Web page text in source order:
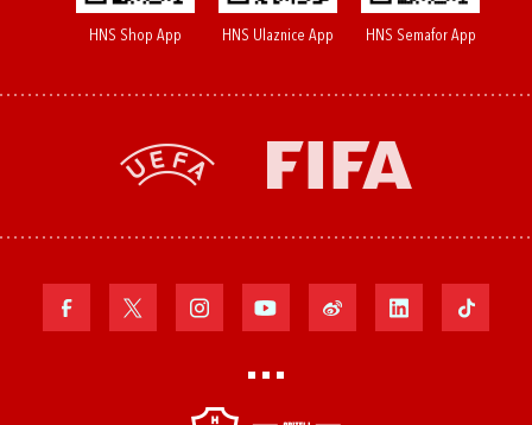
HNS Shop App HNS Ulaznice App HNS Semafor App